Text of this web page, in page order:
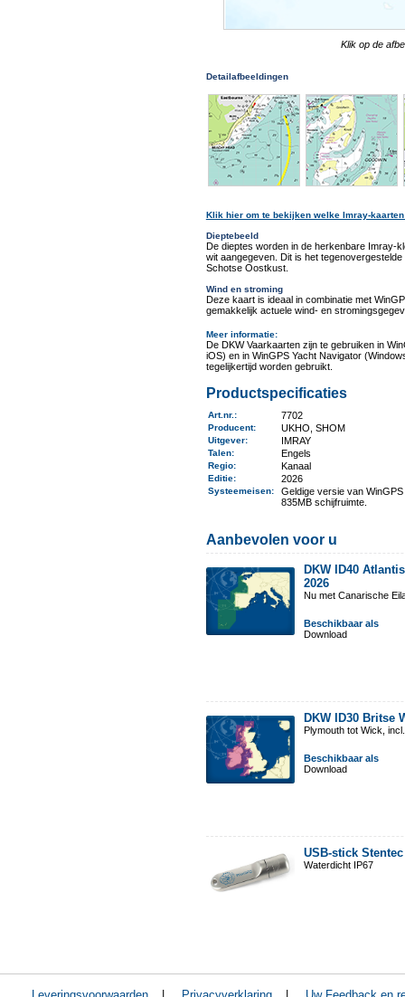
Klik op de
Detailafbeeldingen
Klik hier om te bekijken welke Imray-
Dieptebeeld
De dieptes worden in de herkenbare Imray-
wit aangegeven. Dit is het
Schotse Oostkust.
Wind en stroming
Deze kaart is ideaal in combinatie met
gemakkelijk actuele wind- en
Meer informatie:
De DKW Vaarkaarten zijn te gebruiken in
iOS) en in WinGPS Yacht Navigator
tegelijkertijd worden gebruikt.
Productspecificaties
Art.nr. : 7702
Producent: UKHO, SHOM
Uitgever: IMRAY
Talen: Engels
Regio: Kanaal
Editie: 2026
Systeemeisen:
Geldige versie van
835MB schijfruimte.
Aanbevolen voor u
DKW ID40
2026
Nu met Canarische
Beschikbaar als
Download
DKW ID30
Plymouth tot Wick,
Beschikbaar als
Download
USB-stick
Waterdicht IP67